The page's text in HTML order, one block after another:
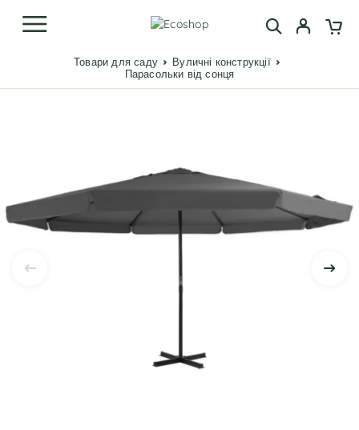
Товари для саду
Вуличні конструкції
Парасольки від сонця